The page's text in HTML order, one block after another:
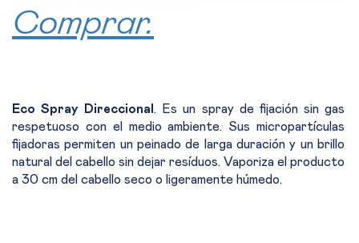
Comprar.
Eco Spray Direccional . Es un spray de fijación sin gas
respetuoso con el medio ambiente. Sus micropartículas
fijadoras permiten un peinado de larga duración y un brillo
natural del cabello sin dejar resíduos. Vaporiza el producto
a 30 cm del cabello seco o ligeramente húmedo.